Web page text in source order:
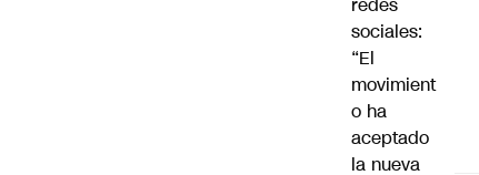
sociales:
“El
movimient
o ha
aceptado
la nueva